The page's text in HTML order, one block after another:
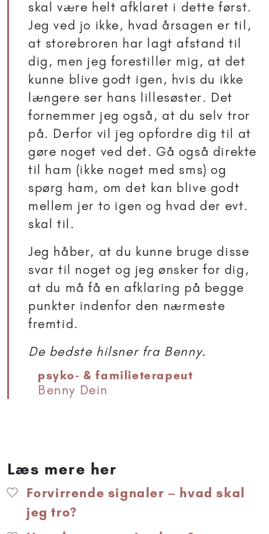
skal være helt afklaret i dette først.
Jeg ved jo ikke, hvad årsagen er til,
at storebroren har lagt afstand til
dig, men jeg forestiller mig, at det
kunne blive godt igen, hvis du ikke
længere ser hans lillesøster. Det
fornemmer jeg også, at du selv tror
på. Derfor vil jeg opfordre dig til at
gøre noget ved det. Gå også direkte
til ham (ikke noget med sms) og
spørg ham, om det kan blive godt
mellem jer to igen og hvad der evt.
skal til.
Jeg håber, at du kunne bruge disse
svar til noget og jeg ønsker for dig,
at du må få en afklaring på begge
punkter indenfor den nærmeste
fremtid.
De bedste hilsner fra Benny.
psyko- & familieterapeut
Benny Dein
Læs mere her
Forvirrende signaler – hvad skal
jeg tro?